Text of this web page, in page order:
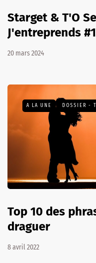
Starget & T'O
J'entreprends
20 mars 2024
A LA UNE DOSSIER -
Top 10 des
draguer
8 avril 2022